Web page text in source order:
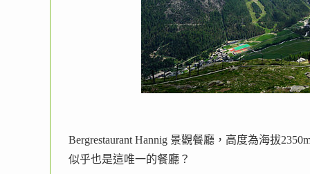
Bergrestaurant Hannig 景觀餐廳，高度為海拔
似乎也是這唯一的餐廳？